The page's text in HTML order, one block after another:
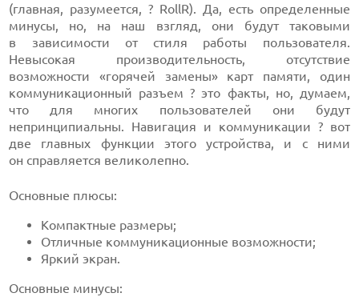
(главная, разумеется, ? RollR). Да, есть определенные
минусы, но, на наш взгляд, они будут таковыми
в зависимости от стиля работы пользователя.
Невысокая производительность, отсутствие
возможности «горячей замены» карт памяти, один
коммуникационный разъем ? это факты, но, думаем,
что для многих пользователей они будут
непринципиальны. Навигация и коммуникации ? вот
две главных функции этого устройства, и с ними
он справляется великолепно.
Ocновные плюсы:
Компактные размеры;
Отличные коммуникационные возможности;
Яркий экран.
Основные минусы: